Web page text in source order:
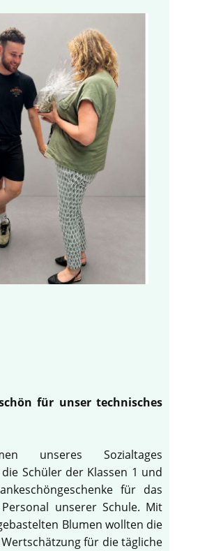
für unser technisches
unseres Sozialtages
Schüler der Klassen 1 und
für das
unserer Schule. Mit
Blumen wollten die
für die tägliche